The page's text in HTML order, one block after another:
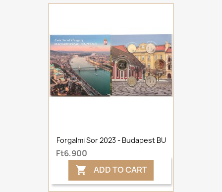
Forgalmi Sor 2023 - Budapest BU
Ft6,900
 ADD TO CART